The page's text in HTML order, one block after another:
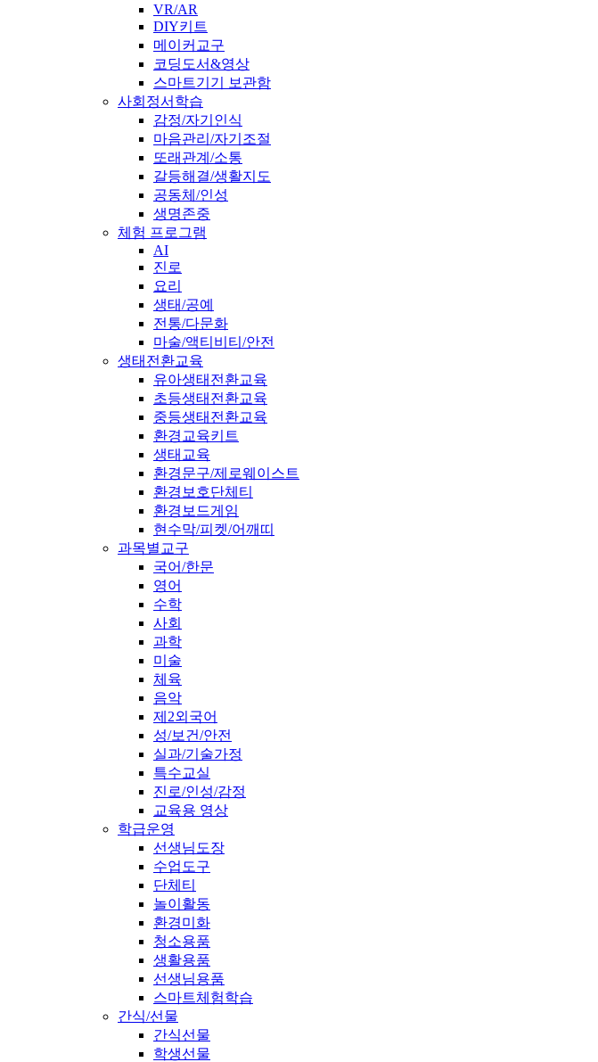
VR/AR
DIY키트
메이커교구
코딩도서&영상
스마트기기 보관함
사회정서학습
감정/자기인식
마음관리/자기조절
또래관계/소통
갈등해결/생활지도
공동체/인성
생명존중
체험 프로그램
AI
진로
요리
생태/공예
전통/다문화
마술/액티비티/안전
생태전환교육
유아생태전환교육
초등생태전환교육
중등생태전환교육
환경교육키트
생태교육
환경문구/제로웨이스트
환경보호단체티
환경보드게임
현수막/피켓/어깨띠
과목별교구
국어/한문
영어
수학
사회
과학
미술
체육
음악
제2외국어
성/보건/안전
실과/기술가정
특수교실
진로/인성/감정
교육용 영상
학급운영
선생님도장
수업도구
단체티
놀이활동
환경미화
청소용품
생활용품
선생님용품
스마트체험학습
간식/선물
간식선물
학생선물